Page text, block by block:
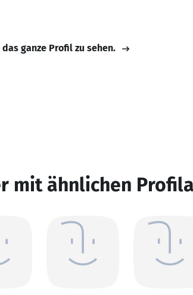
ganze Profil zu sehen.
mit ähnlichen